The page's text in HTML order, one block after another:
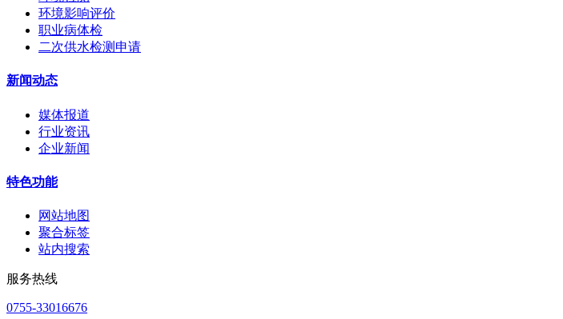
环境影响评价
职业病体检
二次供水检测申请
新闻动态
媒体报道
行业资讯
企业新闻
特色功能
网站地图
聚合标签
站内搜索
服务热线
0755-33016676